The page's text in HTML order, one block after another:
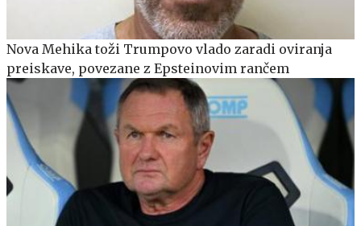
Nova Mehika toži Trumpovo vlado zaradi oviranja
preiskave, povezane z Epsteinovim rančem